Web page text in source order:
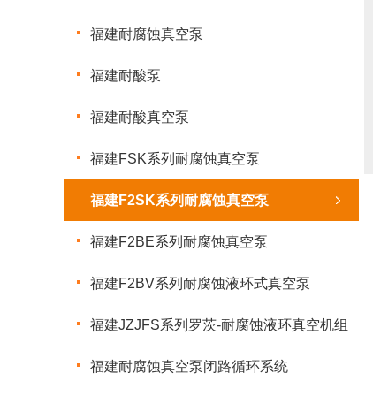
福建耐腐蚀真空泵
福建耐酸泵
福建耐酸真空泵
福建FSK系列耐腐蚀真空泵
福建F2SK系列耐腐蚀真空泵
福建F2BE系列耐腐蚀真空泵
福建F2BV系列耐腐蚀液环式真空泵
福建JZJFS系列罗茨-耐腐蚀液环真空机组
福建耐腐蚀真空泵闭路循环系统